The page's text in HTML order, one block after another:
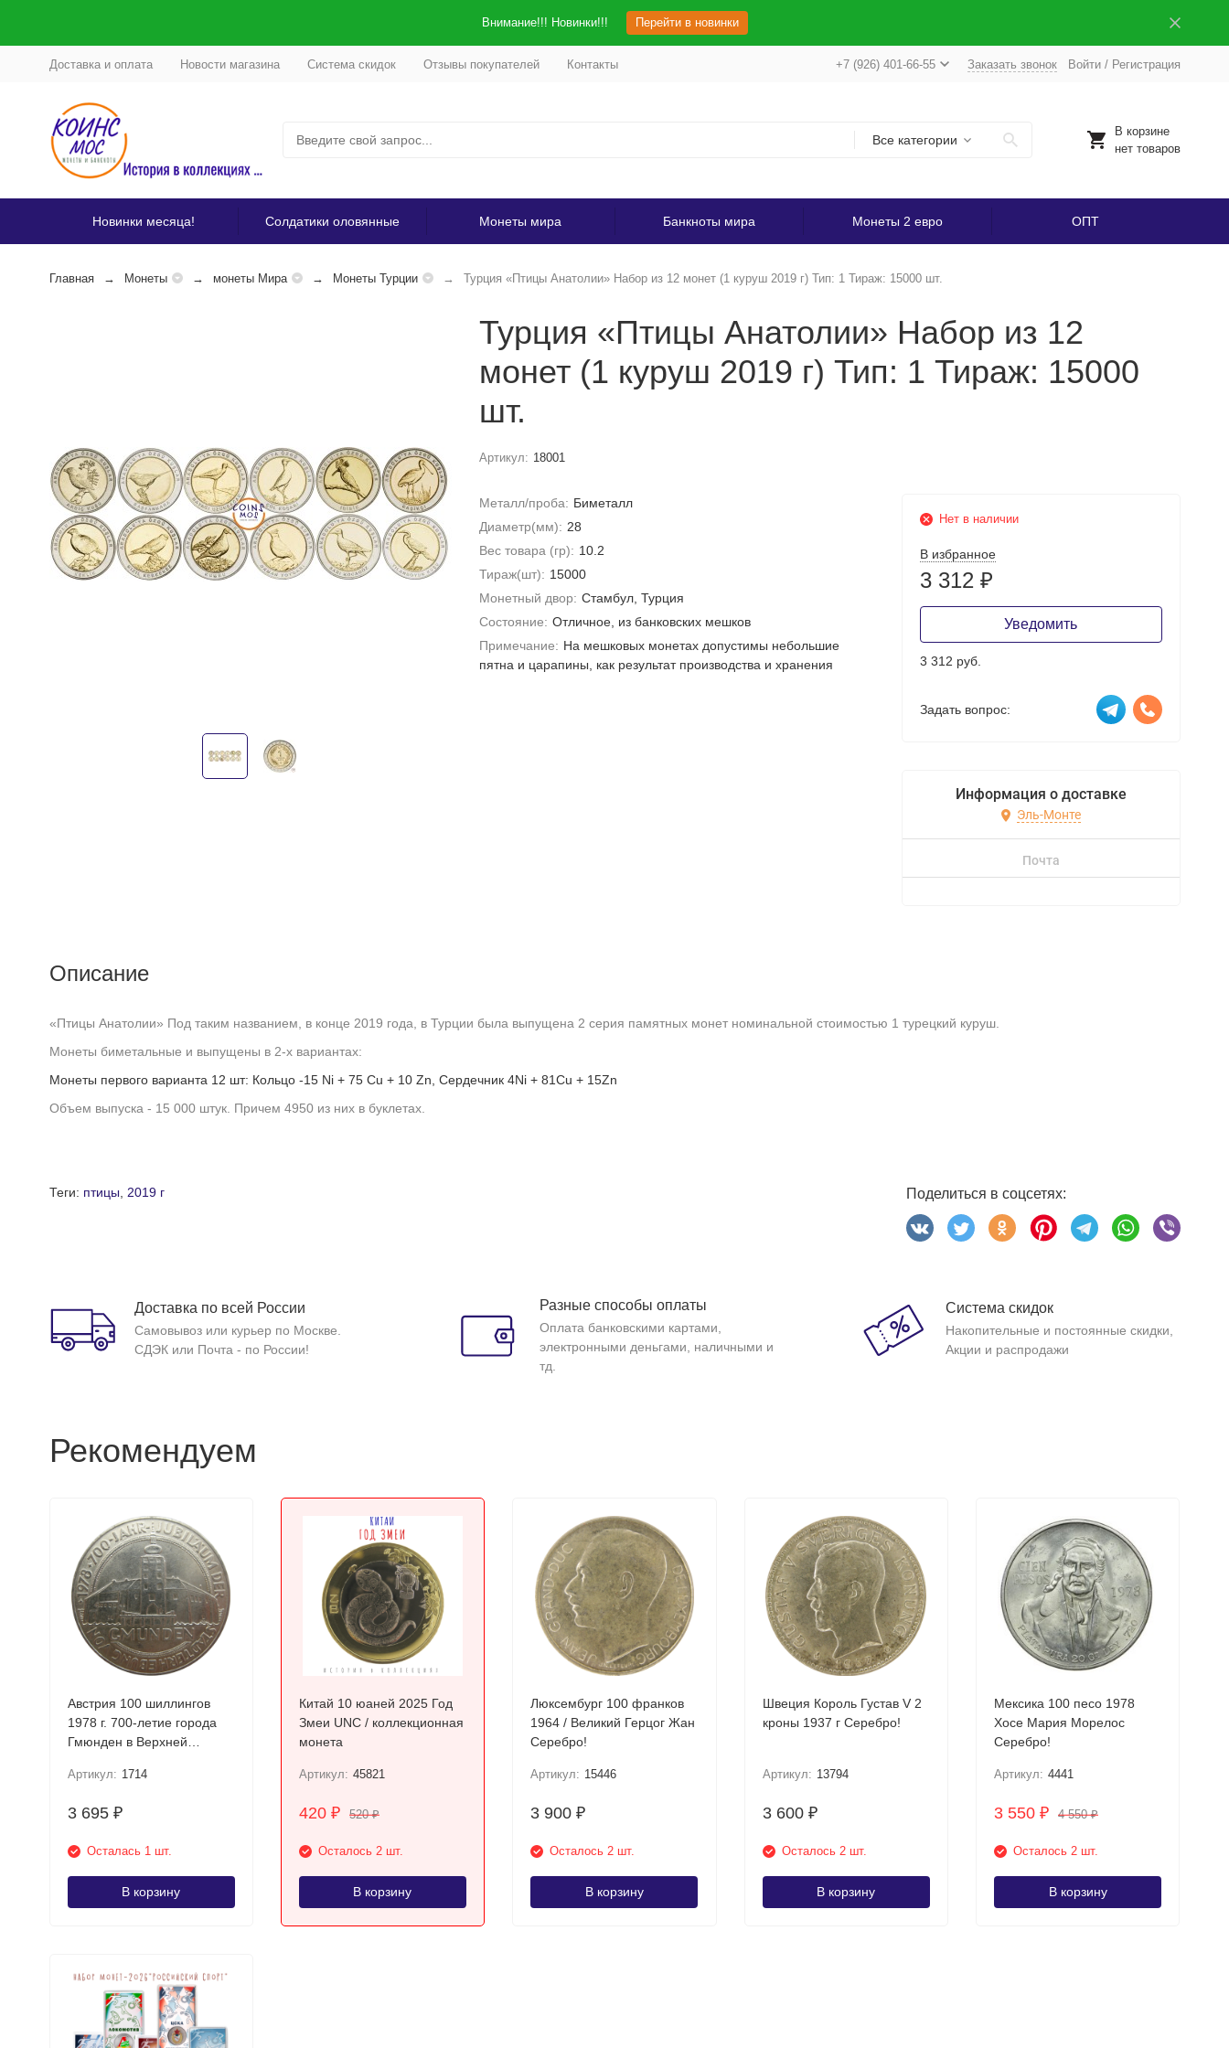
Внимание!!! Новинки!!! Перейти в новинки
Доставка и оплата Новости магазина Система скидок Отзывы покупателей Контакты +7 (926) 401-66-55 Заказать звонок Войти/ Регистрация
Все категории
В корзине
нет товаров
Новинки месяца! Солдатики оловянные Монеты мира Банкноты мира Монеты 2 евро ОПТ
Главная Монеты монеты Мира Монеты Турции Турция «Птицы Анатолии» Набор из 12 монет (1 куруш 2019 г) Тип: 1 Тираж: 15000 шт.
Турция «Птицы Анатолии» Набор из 12
монет (1 куруш 2019 г) Тип: 1 Тираж: 15000
шт.
Артикул: 18001
Металл/проба: Биметалл
Диаметр(мм): 28
Вес товара (гр): 10.2
Тираж(шт): 15000
Монетный двор: Стамбул, Турция
Состояние: Отличное, из банковских мешков
Примечание: На мешковых монетах допустимы небольшие
пятна и царапины, как результат производства и хранения
Нет в наличии
В избранное
3 312 ₽
Уведомить
3 312 руб.
Задать вопрос:
Информация о доставке
Эль-Монте
Почта
Описание
«Птицы Анатолии» Под таким названием, в конце 2019 года, в Турции была выпущена 2 серия памятных монет номинальной стоимостью 1 турецкий куруш.
Монеты биметальные и выпущены в 2-х вариантах:
Монеты первого варианта 12 шт: Кольцо -15 Ni + 75 Cu + 10 Zn, Сердечник 4Ni + 81Cu + 15Zn
Объем выпуска - 15 000 штук. Причем 4950 из них в буклетах.
Теги: птицы 2019 г Поделиться в соцсетях:
Доставка по всей России
Самовывоз или курьер по Москве.
СДЭК или Почта - по России!
Разные способы оплаты
Оплата банковскими картами,
электронными деньгами, наличными и
тд.
Система скидок
Накопительные и постоянные скидки,
Акции и распродажи
Рекомендуем
Австрия 100 шиллингов
1978 г. 700-летие города
Гмюнден в Верхней
Артикул: 1714
3 695 ₽
Осталась 1 шт.
В корзину
Китай 10 юаней 2025 Год
Змеи UNC / коллекционная
монета
Артикул: 45821
420 ₽ 520₽
Осталось 2 шт.
В корзину
Люксембург 100 франков
1964 / Великий Герцог Жан
Серебро!
Артикул: 15446
3 900₽
Осталось 2 шт.
В корзину
Швеция Король Густав V 2
кроны 1937 г Серебро!
Артикул: 13794
3 600 ₽
Осталось 2 шт.
В корзину
Мексика 100 песо 1978
Хосе Мария Морелос
Серебро!
Артикул: 4441
3 550₽ 4 550₽
Осталось 2 шт.
В корзину